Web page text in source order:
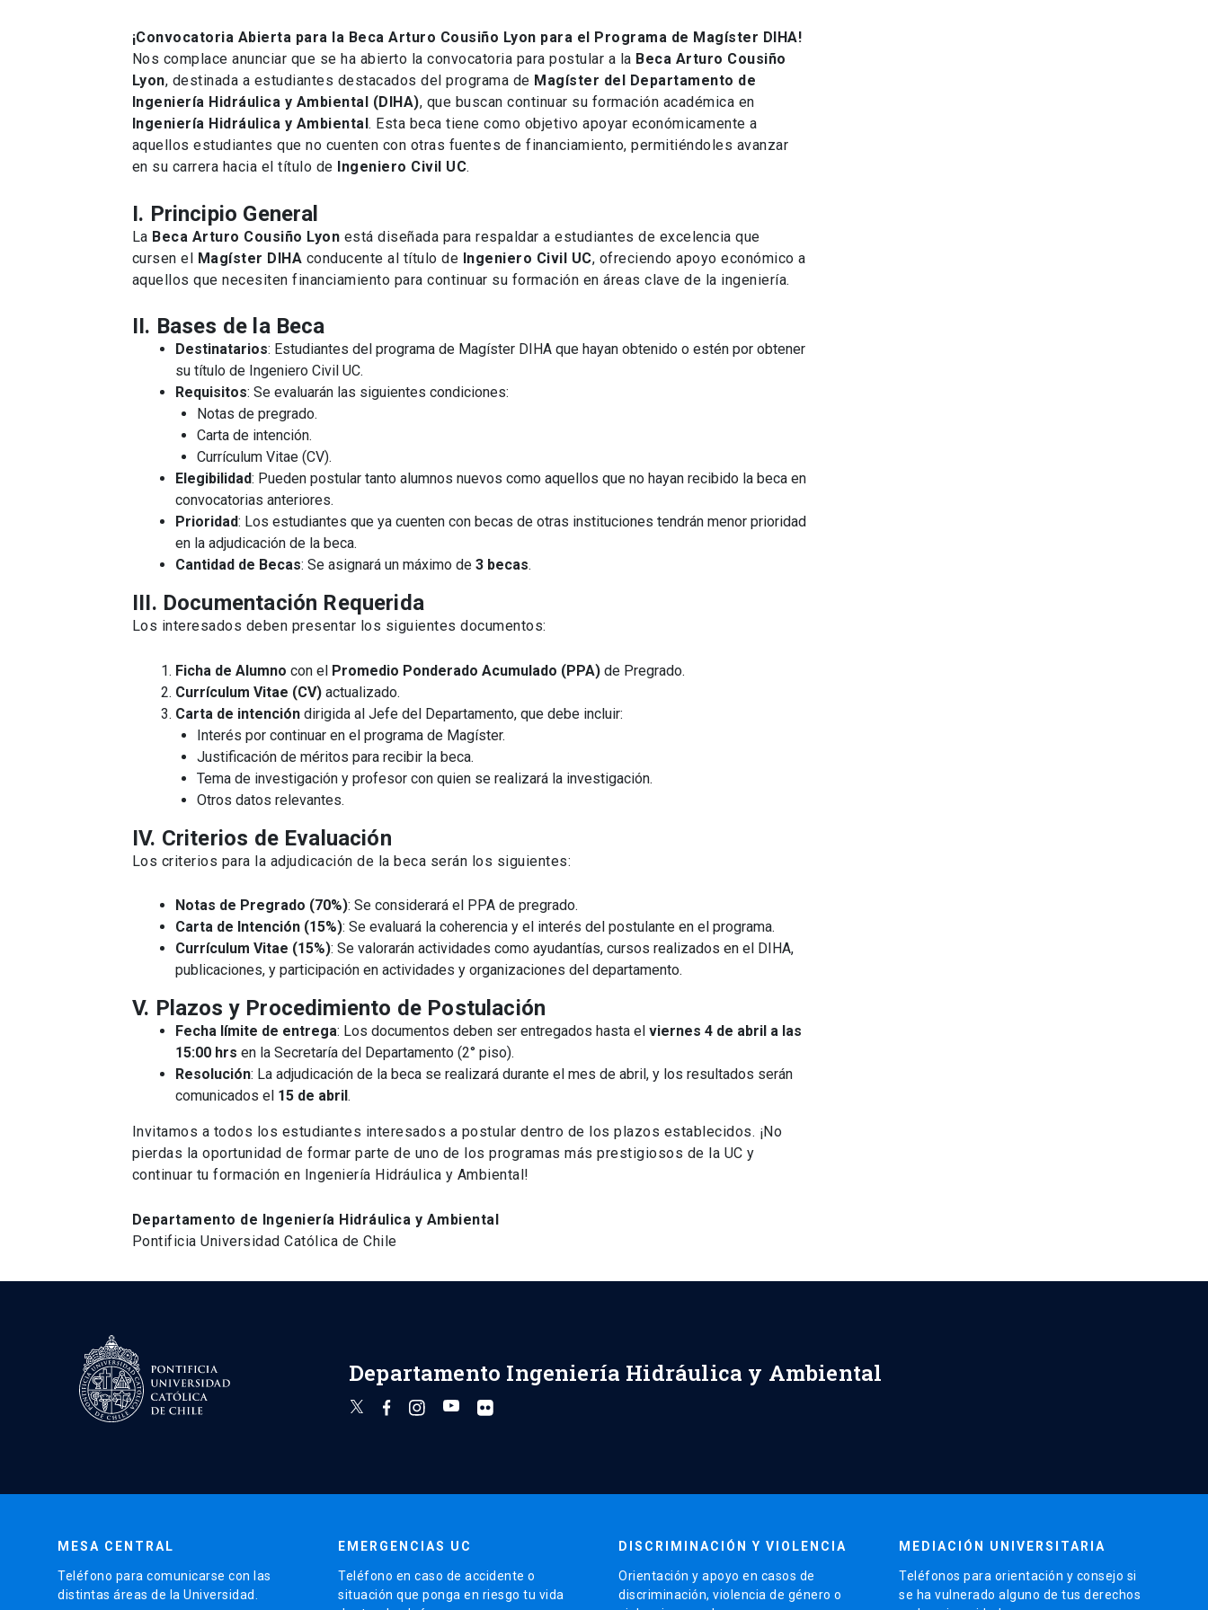
¡Convocatoria Abierta para la Beca Arturo Cousiño Lyon para el Programa de Magíster DIHA!
Nos complace anunciar que se ha abierto la convocatoria para postular a la Beca Arturo Cousiño
Lyon, destinada a estudiantes destacados del programa de Magíster del Departamento de
Ingeniería Hidráulica y Ambiental (DIHA), que buscan continuar su formación académica en
Ingeniería Hidráulica y Ambiental. Esta beca tiene como objetivo apoyar económicamente a
aquellos estudiantes que no cuenten con otras fuentes de financiamiento, permitiéndoles avanzar
en su carrera hacia el título de Ingeniero Civil UC.
I. Principio General
La Beca Arturo Cousiño Lyon está diseñada para respaldar a estudiantes de excelencia que
cursen el Magíster DIHA conducente al título de Ingeniero Civil UC, ofreciendo apoyo económico a
aquellos que necesiten financiamiento para continuar su formación en áreas clave de la ingeniería.
II. Bases de la Beca
Destinatarios: Estudiantes del programa de Magíster DIHA que hayan obtenido o estén por obtener
su título de Ingeniero Civil UC.
Requisitos: Se evaluarán las siguientes condiciones:
Notas de pregrado.
Carta de intención.
Currículum Vitae (CV).
Elegibilidad: Pueden postular tanto alumnos nuevos como aquellos que no hayan recibido la beca en
convocatorias anteriores.
Prioridad: Los estudiantes que ya cuenten con becas de otras instituciones tendrán menor prioridad
en la adjudicación de la beca.
Cantidad de Becas: Se asignará un máximo de 3 becas.
III. Documentación Requerida
Los interesados deben presentar los siguientes documentos:
Ficha de Alumno con el Promedio Ponderado Acumulado (PPA)de Pregrado.
Currículum Vitae (CV)actualizado.
Carta de intencióndirigida al Jefe del Departamento, que debe incluir:
Interés por continuar en el programa de Magíster.
Justificación de méritos para recibir la beca.
Tema de investigación y profesor con quien se realizará la investigación.
Otros datos relevantes.
IV. Criterios de Evaluación
Los criterios para la adjudicación de la beca serán los siguientes:
Notas de Pregrado (70%): Se considerará el PPA de pregrado.
Carta de Intención (15%): Se evaluará la coherencia y el interés del postulante en el programa.
Currículum Vitae (15%): Se valorarán actividades como ayudantías, cursos realizados en el DIHA,
publicaciones, y participación en actividades y organizaciones del departamento.
V. Plazos y Procedimiento de Postulación
Fecha límite de entrega: Los documentos deben ser entregados hasta el viernes 4 de abril a las
15:00 hrs en la Secretaría del Departamento (2° piso).
Resolución: La adjudicación de la beca se realizará durante el mes de abril, y los resultados serán
comunicados el 15 de abril .
Invitamos a todos los estudiantes interesados a postular dentro de los plazos establecidos. ¡No
pierdas la oportunidad de formar parte de uno de los programas más prestigiosos de la UC y
continuar tu formación en Ingeniería Hidráulica y Ambiental!
Departamento de Ingeniería Hidráulica y Ambiental
Pontificia Universidad Católica de Chile
Departamento Ingeniería Hidráulica y Ambiental
MESA CENTRAL
Teléfono para comunicarse con las
distintas áreas de la Universidad.
EMERGENCIAS UC
Teléfono en caso de accidente o
situación que ponga en riesgo tu vida
DISCRIMINACIÓN Y VIOLENCIA
Orientación y apoyo en casos de
discriminación, violencia de género o
MEDIACIÓN UNIVERSITARIA
Teléfonos para orientación y consejo si
se ha vulnerado alguno de tus derechos